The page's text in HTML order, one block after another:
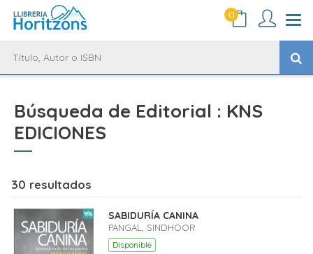
0
Búsqueda de Editorial : KNS
EDICIONES
30 resultados
SABIDURÍA CANINA
PANGAL, SINDHOOR
Disponible